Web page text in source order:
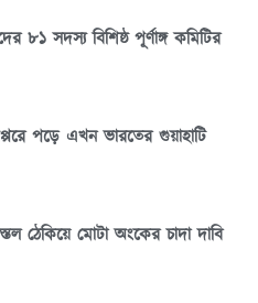
৮১ সদস্য বিশিষ্ঠ পূর্ণাঙ্গ কমিটির
পড়ে এখন ভারতের গুয়াহাটি
ঠেকিয়ে মোটা অংকের চাদা দাবি